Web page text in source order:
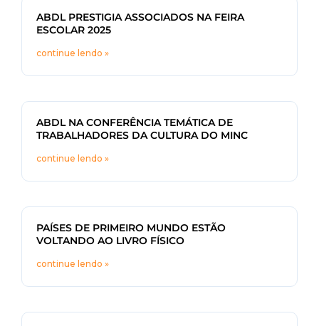
ABDL PRESTIGIA ASSOCIADOS NA FEIRA
ESCOLAR 2025
continue lendo »
ABDL NA CONFERÊNCIA TEMÁTICA DE
TRABALHADORES DA CULTURA DO MINC
continue lendo »
PAÍSES DE PRIMEIRO MUNDO ESTÃO
VOLTANDO AO LIVRO FÍSICO
continue lendo »